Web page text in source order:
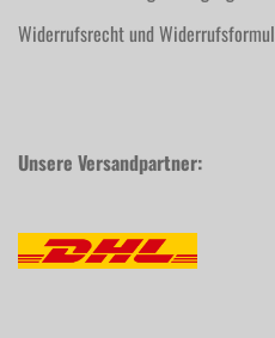
Widerrufsrecht und
Unsere Versandpartner: